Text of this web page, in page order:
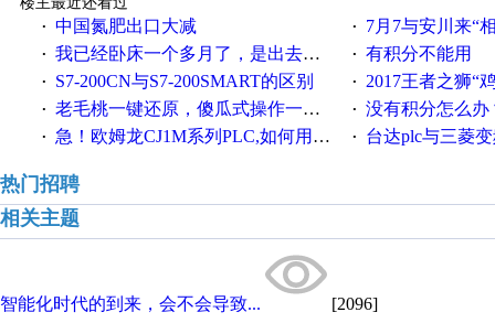
· 中国氮肥出口大减 · 7月7与安川来“
· 我已经卧床一个多月了，是出去安装机械手在高速遭遇车祸所致:大家工作都要特别注意啊 · 有积分不能用
· S7-200CN与S7-200SMART的区别 · 2017王者之狮“鸡”情签到
· 老毛桃一键还原，傻瓜式操作一键轻松备份还原；程序为向导式安装，一键即可实现自动备份或还原系统。 · 没有积分怎么办
· 急！欧姆龙CJ1M系列PLC,如何用时间控制变频器。要求时间在组态王中可以自由输入！拜托各位大神了！ · 台达plc与三菱
热门招聘
相关主题
智能化时代的到来，会不会导致... [2096]